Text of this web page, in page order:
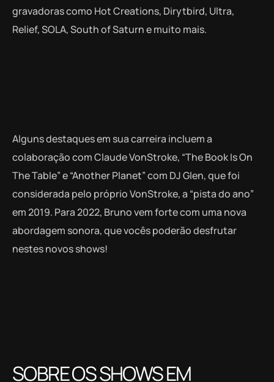
gravadoras como Hot Creations, Dirytbird, Ultra,
Relief, SOLA, South of Saturn e muito mais.
Alguns destaques em sua carreira incluem a
colaboração com Claude VonStroke, “The Book Is On
The Table” e “Another Planet” com DJ Glen, que foi
considerada pelo próprio VonStroke, a “pista do ano”
em 2019. Para 2022, Bruno vem forte com uma nova
abordagem sonora, que vocês poderão desfrutar
nestes novos shows!
SOBRE OS SHOWS EM